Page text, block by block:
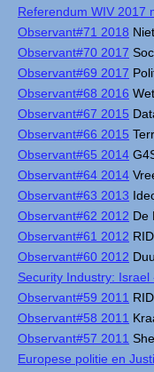
Referendum WIV 2017
Observant#71 2018
Observant#70 2017
Observant#69 2017
Observant#68 2016
Observant#67 2015
Observant#66 2015
Observant#65 2014
Observant#64 2014
Observant#63 2013
Observant#62 2012 De
Observant#61 2012
Observant#60 2012
Security Industry:
Observant#59 2011
Observant#58 2011
Observant#57 2011
Europese politie en